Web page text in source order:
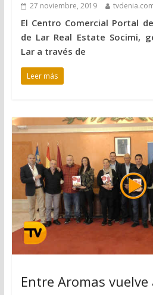
27 noviembre, 2019
El Centro Comercial Portal
de Lar Real Estate Socimi,
Lar a través de
Leer más
Entre Aromas